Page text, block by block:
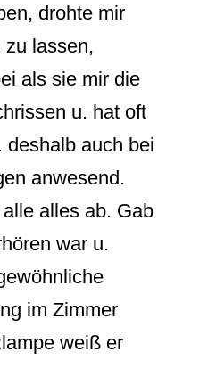
drohte mir
zu lassen,
als sie mir die
u. hat oft
deshalb auch bei
anwesend.
alles ab. Gab
war u.
im Zimmer
weiß er